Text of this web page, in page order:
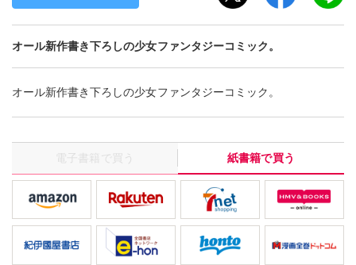
オール新作書き下ろしの少女ファンタジーコミック。
オール新作書き下ろしの少女ファンタジーコミック。
電子書籍で買う 紙書籍で買う